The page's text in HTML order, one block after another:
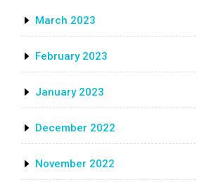
March 2023
February 2023
January 2023
December 2022
November 2022